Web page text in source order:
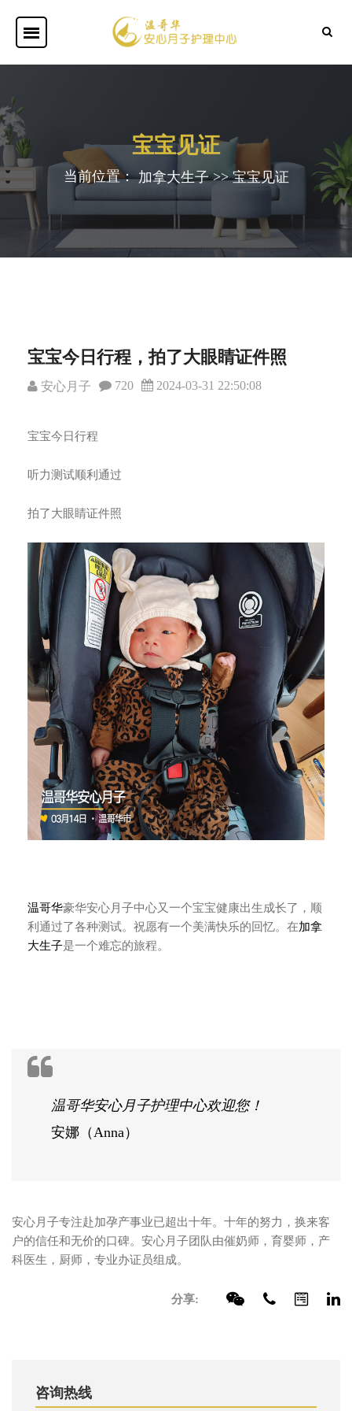
宝宝见证
当前位置：加拿大生子>>宝宝见证
宝宝今日行程，拍了大眼睛证件照
安心月子 720 2024-03-31 22:50:08
宝宝今日行程
听力测试顺利通过
拍了大眼睛证件照
温哥华豪华安心月子中心又一个宝宝健康出生成长了，顺
利通过了各种测试。祝愿有一个美满快乐的回忆。在加拿
大生子是一个难忘的旅程。
温哥华安心月子护理中心欢迎您！
安娜（Anna）
安心月子专注赴加孕产事业已超出十年。十年的努力，换来客
户的信任和无价的口碑。安心月子团队由催奶师，育婴师，产
科医生，厨师，专业办证员组成。
分享:
咨询热线